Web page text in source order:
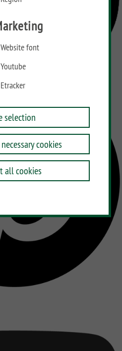
Website font
Youtube
Etracker
selection
cookies
all cookies